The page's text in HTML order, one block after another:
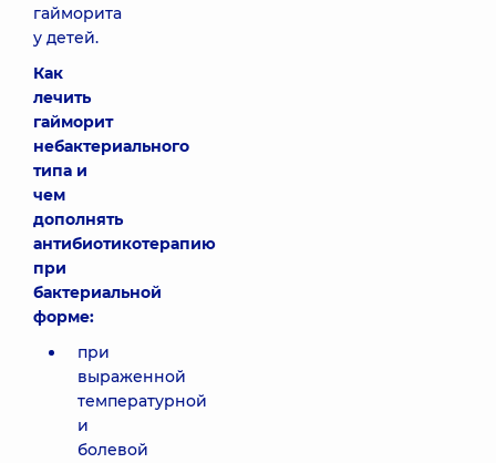
гайморита
у детей.
Как
лечить
гайморит
небактериального
типа и
чем
дополнять
антибиотикотерапию
при
бактериальной
форме:
при
выраженной
температурной
и
болевой